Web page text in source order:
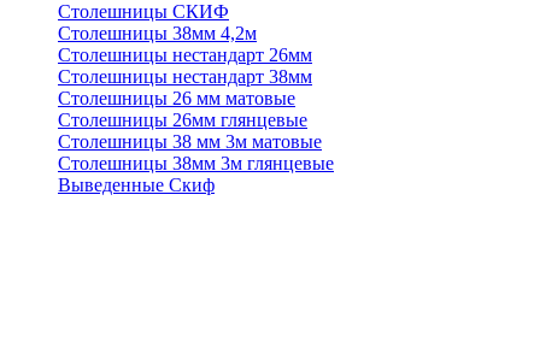
Столешницы СКИФ
Столешницы 38мм 4,2м
Столешницы нестандарт 26мм
Столешницы нестандарт 38мм
Столешницы 26 мм матовые
Столешницы 26мм глянцевые
Столешницы 38 мм 3м матовые
Столешницы 38мм 3м глянцевые
Выведенные Скиф